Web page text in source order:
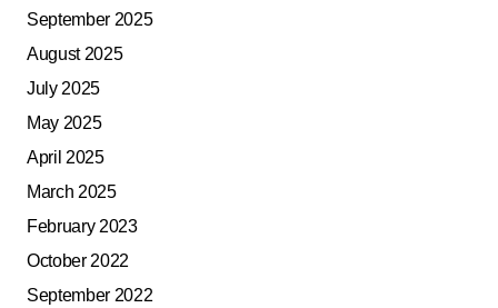
September 2025
August 2025
July 2025
May 2025
April 2025
March 2025
February 2023
October 2022
September 2022